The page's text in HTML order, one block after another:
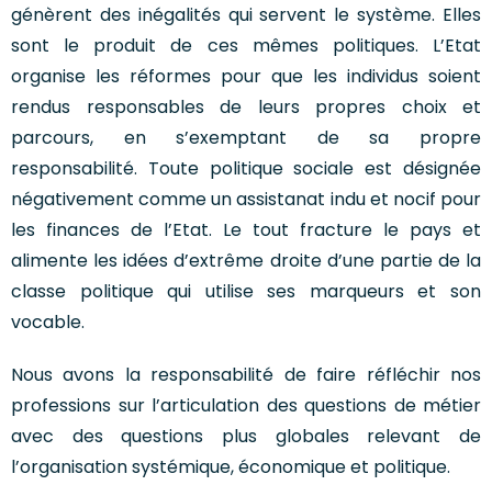
génèrent des inégalités qui servent le système. Elles
sont le produit de ces mêmes politiques. L’Etat
organise les réformes pour que les individus soient
rendus responsables de leurs propres choix et
parcours, en s’exemptant de sa propre
responsabilité. Toute politique sociale est désignée
négativement comme un assistanat indu et nocif pour
les finances de l’Etat. Le tout fracture le pays et
alimente les idées d’extrême droite d’une partie de la
classe politique qui utilise ses marqueurs et son
vocable.
Nous avons la responsabilité de faire réfléchir nos
professions sur l’articulation des questions de métier
avec des questions plus globales relevant de
l’organisation systémique, économique et politique.